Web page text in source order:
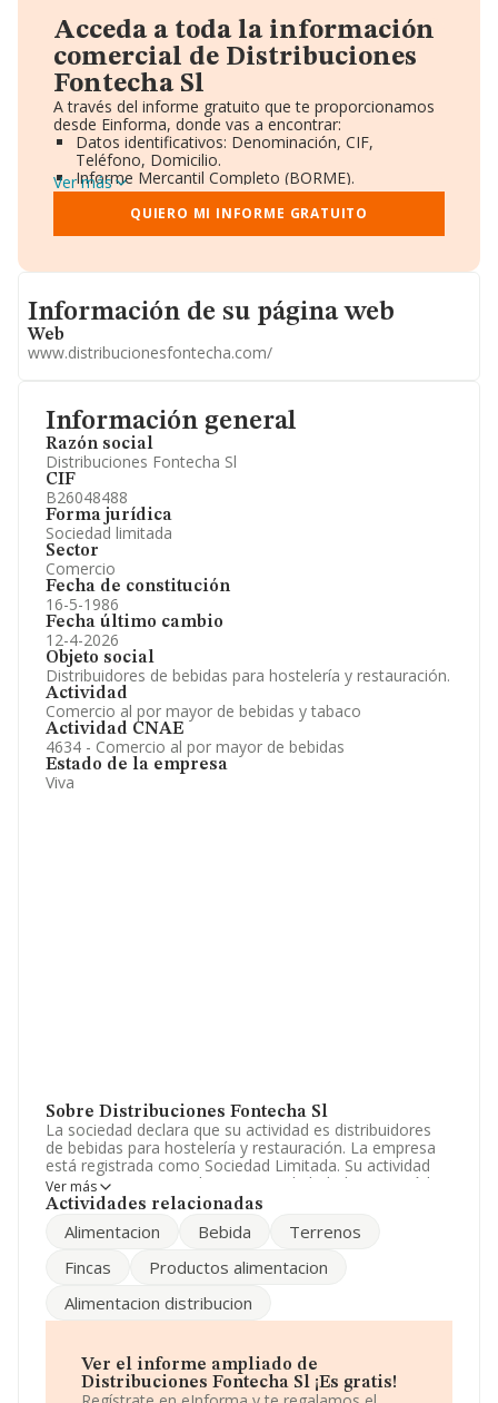
Información general
Razón social
Distribuciones Fontecha Sl
CIF
B26048488
Forma jurídica
Sociedad limitada
Sector
Comercio
Fecha de constitución
16-5-1986
Fecha último cambio
12-4-2026
Objeto social
Distribuidores de bebidas para hostelería y restauración.
Actividad
Comercio al por mayor de bebidas y tabaco
Actividad CNAE
4634 - Comercio al por mayor de bebidas
Estado de la empresa
Viva
Sobre Distribuciones Fontecha Sl
La sociedad declara que su actividad es distribuidores
de bebidas para hostelería y restauración. La empresa
está registrada como Sociedad Limitada. Su actividad
CNAE es 'Comercio al por mayor de bebidas' con código
4634. La empresa no tiene actividad en mercados
INFORMA, atendiendo a los niveles de facturación de la
en 2025, pasando del puesto 584 al 617. En el ranking
de sectores las siguientes empresas tienen mejor
cambio, éstas son algunas de las empresas que están
más abajo:Bebidas Mateo S.Ly Colom Naya
Llogistica S.L. En el ranking nacional, se ha
Ver más
Actividades relacionadas
Alimentacion Bebida
Terrenos
Fincas
Productos alimentacion
Alimentacion distribucion
Ver el informe ampliado de
Distribuciones Fontecha Sl ¡Es gratis!
Acceda a toda la información
comercial de Distribuciones
Fontecha Sl
A través del informe gratuito que te proporcionamos
desde Einforma, donde vas a encontrar:
Datos identificativos: Denominación, CIF,
Teléfono, Domicilio.
Informe Mercantil Completo (BORME).
Gráficos de Evolución Ventas y Empleados.
Consejo de Administración y Administradores.
Directivos y Ejecutivos.
Información oficial y registral complementaria.
Ver más
QUIERO MI INFORME GRATUITO
Informacion de su página web
Información de su página web
Web
www.distribucionesfontecha.com/